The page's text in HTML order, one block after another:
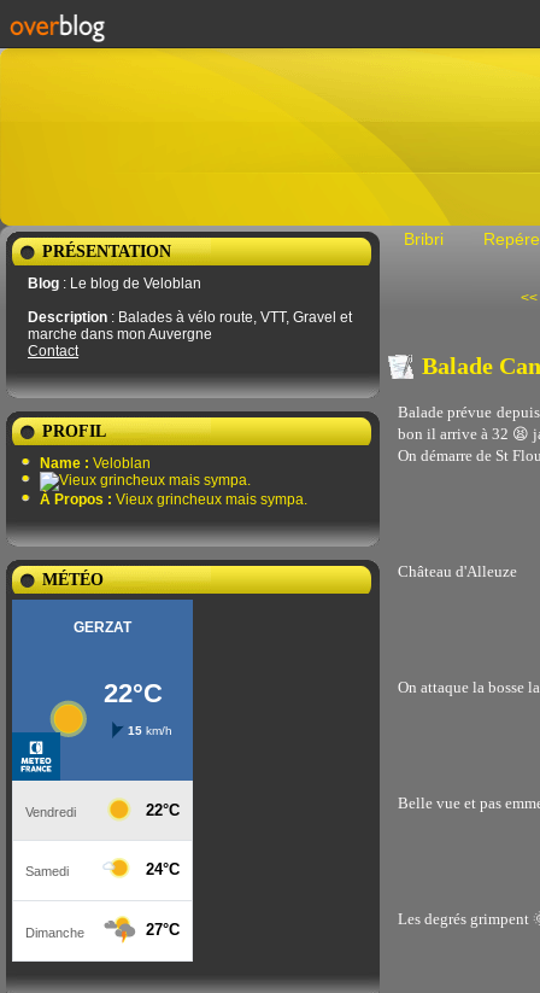
PRÉSENTATION
Blog : Le blog de Veloblan
Description : Balades à vélo route, VTT, Gravel et
marche dans mon Auvergne
Contact
PROFIL
Name : Veloblan
À Propos : Vieux grincheux mais sympa.
MÉTÉO
Bribri
Balade
Balade prévue
bon il arrive à 32 😫
On démarre de St
Château d'Alleuze
On attaque la bosse
Belle vue et pas
Les degrés grimpent